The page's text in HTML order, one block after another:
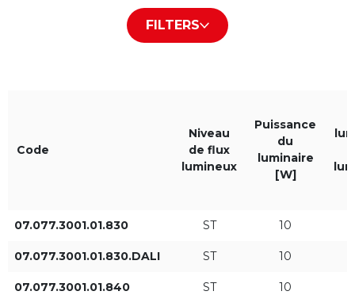
Type de cache /plaque Couleur du boîtier
Blanc RAL9016
Gris RAL9006
840
FILTERS
Code
Niveau
de flux
lumineux
Puissance
du
luminaire
[W]
07.077.3001.01.830 ST 10
07.077.3001.01.830.DALI ST 10
07.077.3001.01.840 ST 10